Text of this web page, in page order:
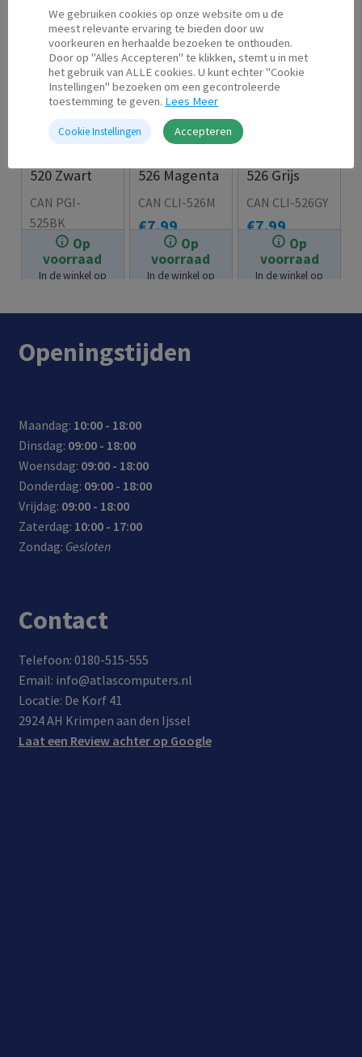
Op
voorraad
In de winkel op
Second Life
520 Zwart
9.99
CAN PGI-
525BK
Op
voorraad
In de winkel op
Second Life
526 Magenta
€7.99
CAN CLI-526M
Op
voorraad
In de winkel op
526 Grijs
€7.99
CAN CLI-526GY
Openingstijden
Maandag: 10:00 - 18:00
Dinsdag: 09:00 - 18:00
Woensdag: 09:00 - 18:00
Donderdag: 09:00 - 18:00
Vrijdag: 09:00 - 18:00
Zaterdag: 10:00 - 17:00
Zondag: Gesloten
Contact
Telefoon: 0180-515-555
Email: info@atlascomputers.nl
Locatie: De Korf 41
2924 AH Krimpen aan den Ijssel
Laat een Review achter op Google
We gebruiken cookies op onze website om u de
meest relevante ervaring te bieden door uw
voorkeuren en herhaalde bezoeken te onthouden.
Door op "Alles Accepteren" te klikken, stemt u in met
het gebruik van ALLE cookies. U kunt echter "Cookie
Instellingen" bezoeken om een gecontroleerde
toestemming te geven. Lees Meer
Cookie Instellingen Accepteren